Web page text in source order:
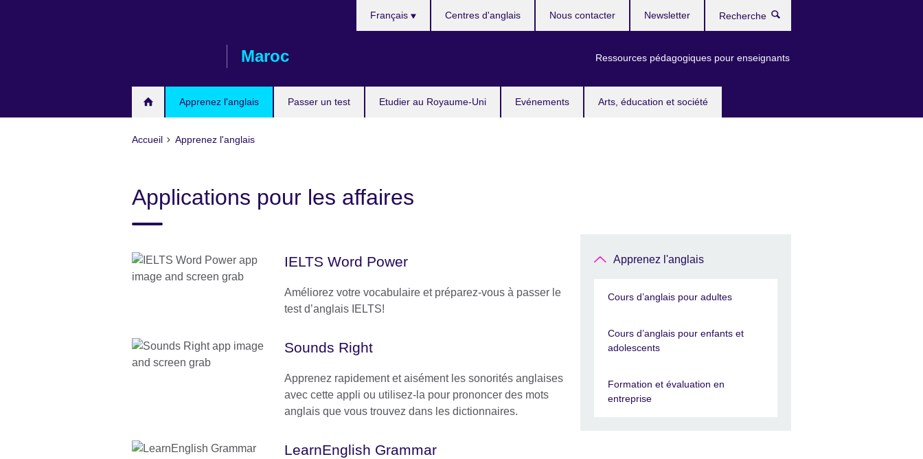
Maroc
Apprenez l'anglais Passer un test Etudier au Royaume-Uni Evénements Arts, éducation et société
Français
Ressources pédagogiques pour enseignants
Centres d'anglais Nous contacter Newsletter
Accueil Apprenez l'anglais
Applications pour les affaires
IELTS Word Power
Améliorez votre vocabulaire et préparez-vous à passer le
test d’anglais IELTS!
Sounds Right
Apprenez rapidement et aisément les sonorités anglaises
avec cette appli ou utilisez-la pour prononcer des mots
anglais que vous trouvez dans les dictionnaires.
LearnEnglish Grammar
Apprenez l'anglais
Cours d’anglais pour adultes
Cours d’anglais pour enfants et
adolescents
Formation et évaluation en
entreprise